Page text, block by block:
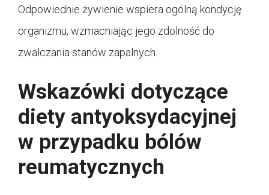
Odpowiednie żywienie wspiera ogólną kondycję
organizmu, wzmacniając jego zdolność do
zwalczania stanów zapalnych.
Wskazówki dotyczące
diety antyoksydacyjnej
w przypadku bólów
reumatycznych